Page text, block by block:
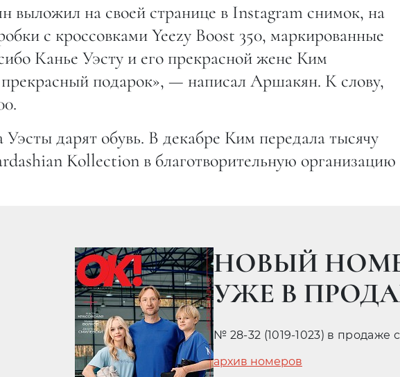
на своей странице в Instagram снимок, на
с кроссовками Yeezy Boost 350, маркированные
Канье Уэсту и его прекрасной жене Ким
подарок», — написал Аршакян. К слову,
Уэсты дарят обувь. В декабре Ким передала тысячу
Kollection в благотворительную организацию
ЖЕНИЛСЯ
жена предпочли обойтись без